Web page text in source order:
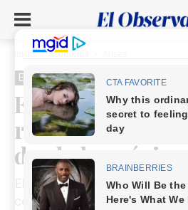
Inicio Economía
Economía Anses
El Gobierno
refuerzo para
desde la próxima
El cronograma de pagos de
con ajustes en el refuerzo